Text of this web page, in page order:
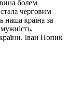
болем
стала черговим
наша країна за
Іван Попик